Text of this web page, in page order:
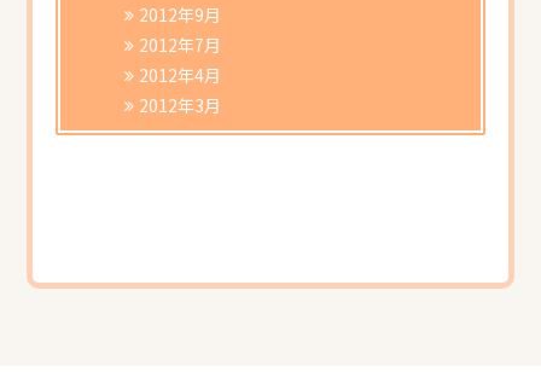
2012年9月
2012年7月
2012年4月
2012年3月